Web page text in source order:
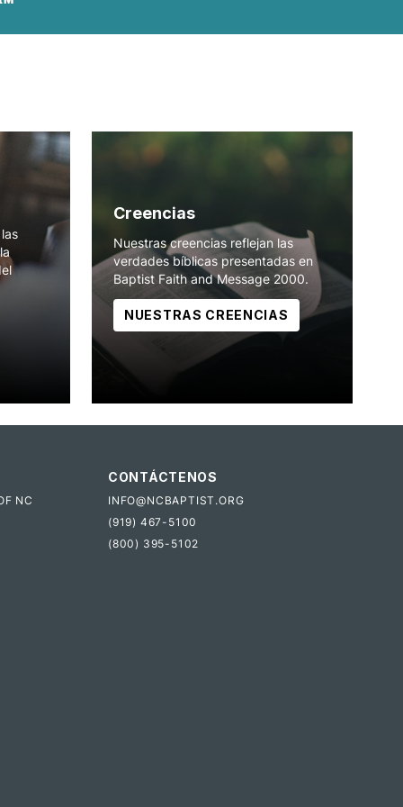
Creencias
Nuestras creencias reflejan las
verdades bíblicas presentadas en
Baptist Faith and Message 2000.
NUESTRAS CREENCIAS
NC
CONTÁCTENOS
INFO@NCBAPTIST.ORG
(919) 467-5100
(800) 395-5102